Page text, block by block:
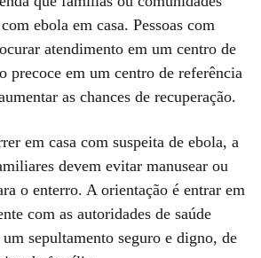
ebola em casa. Pessoas com
atendimento em um centro de
precoce em um centro de referência
as chances de recuperação.
em casa com suspeita de ebola, a
devem evitar manusear ou
o enterro. A orientação é entrar em
com as autoridades de saúde
sepultamento seguro e digno, de